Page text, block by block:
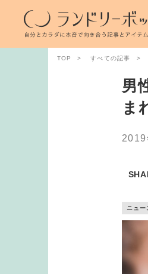
TOP すべての記事
男
ま
2019
ニュー